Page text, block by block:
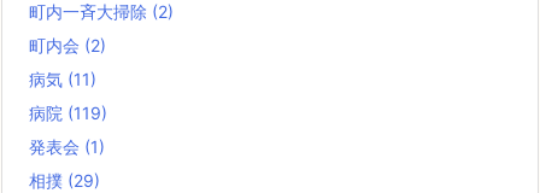
町内一斉大掃除 (2)
町内会 (2)
病気 (11)
病院 (119)
発表会 (1)
相撲 (29)